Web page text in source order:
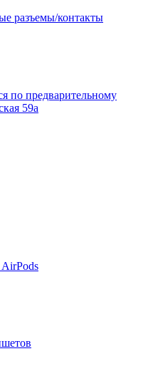
по предварительному
59а
разъемы/контакты
AirPods